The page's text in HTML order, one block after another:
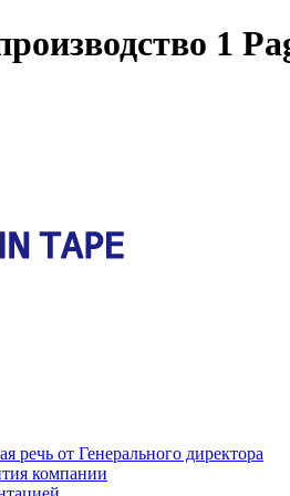
1
речь от Генерального директора
компании